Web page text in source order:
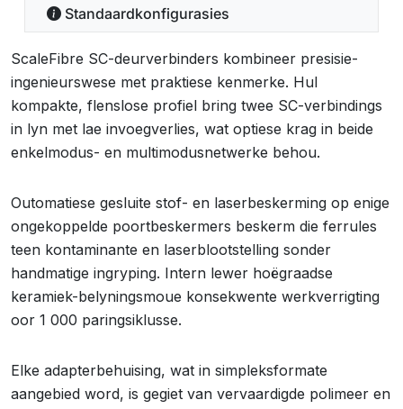
Standaardkonfigurasies
ScaleFibre SC-deurverbinders kombineer presisie-
ingenieurswese met praktiese kenmerke. Hul
kompakte, flenslose profiel bring twee SC-verbindings
in lyn met lae invoegverlies, wat optiese krag in beide
enkelmodus- en multimodusnetwerke behou.
Outomatiese gesluite stof- en laserbeskerming op enige
ongekoppelde poortbeskermers beskerm die ferrules
teen kontaminante en laserblootstelling sonder
handmatige ingryping. Intern lewer hoëgraadse
keramiek-belyningsmoue konsekwente werkverrigting
oor 1 000 paringsiklusse.
Elke adapterbehuising, wat in simpleksformate
aangebied word, is gegiet van vervaardigde polimeer en